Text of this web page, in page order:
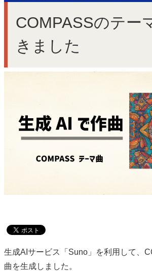
COMPASSのテー
きました
生成AIサービス「Suno」を利用して、
曲を生成しました。